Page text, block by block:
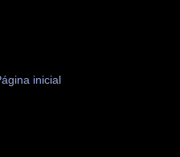
inicial